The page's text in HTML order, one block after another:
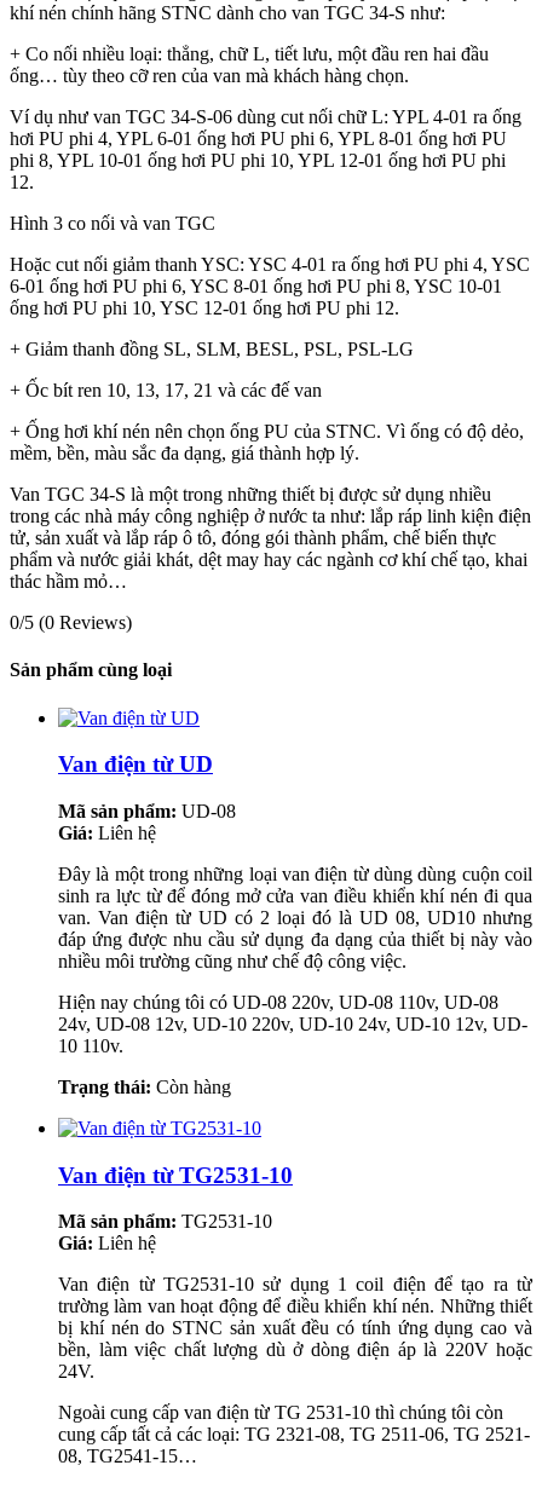
khí nén chính hãng STNC dành cho van TGC 34-S như:
+ Co nối nhiều loại: thẳng, chữ L, tiết lưu, một đầu ren hai đầu
ống… tùy theo cỡ ren của van mà khách hàng chọn.
Ví dụ như van TGC 34-S-06 dùng cut nối chữ L: YPL 4-01 ra ống
hơi PU phi 4, YPL 6-01 ống hơi PU phi 6, YPL 8-01 ống hơi PU
phi 8, YPL 10-01 ống hơi PU phi 10, YPL 12-01 ống hơi PU phi
12.
Hình 3 co nối và van TGC
Hoặc cut nối giảm thanh YSC: YSC 4-01 ra ống hơi PU phi 4, YSC
6-01 ống hơi PU phi 6, YSC 8-01 ống hơi PU phi 8, YSC 10-01
ống hơi PU phi 10, YSC 12-01 ống hơi PU phi 12.
+ Giảm thanh đồng SL, SLM, BESL, PSL, PSL-LG
+ Ốc bít ren 10, 13, 17, 21 và các đế van
+ Ống hơi khí nén nên chọn ống PU của STNC. Vì ống có độ dẻo,
mềm, bền, màu sắc đa dạng, giá thành hợp lý.
Van TGC 34-S là một trong những thiết bị được sử dụng nhiều
trong các nhà máy công nghiệp ở nước ta như: lắp ráp linh kiện điện
tử, sản xuất và lắp ráp ô tô, đóng gói thành phẩm, chế biến thực
phẩm và nước giải khát, dệt may hay các ngành cơ khí chế tạo, khai
thác hầm mỏ…
0/5 (0 Reviews)
Sản phẩm cùng loại
Van điện từ UD
Mã sản phẩm: UD-08
Giá: Liên hệ
Đây là một trong những loại van điện từ dùng dùng cuộn coil
sinh ra lực từ để đóng mở cửa van điều khiển khí nén đi qua
van. Van điện từ UD có 2 loại đó là UD 08, UD10 nhưng
đáp ứng được nhu cầu sử dụng đa dạng của thiết bị này vào
nhiều môi trường cũng như chế độ công việc.
Hiện nay chúng tôi có UD-08 220v, UD-08 110v, UD-08
24v, UD-08 12v, UD-10 220v, UD-10 24v, UD-10 12v, UD-
10 110v.
Trạng thái: Còn hàng
Van điện từ TG2531-10
Mã sản phẩm: TG2531-10
Giá: Liên hệ
Van điện từ TG2531-10 sử dụng 1 coil điện để tạo ra từ
trường làm van hoạt động để điều khiển khí nén. Những thiết
bị khí nén do STNC sản xuất đều có tính ứng dụng cao và
bền, làm việc chất lượng dù ở dòng điện áp là 220V hoặc
24V.
Ngoài cung cấp van điện từ TG 2531-10 thì chúng tôi còn
cung cấp tất cả các loại: TG 2321-08, TG 2511-06, TG 2521-
08, TG2541-15…